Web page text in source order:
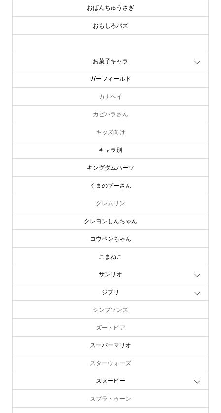
おぱんちゅうさぎ
おもしろバズ
お菓子キャラ
ガーフィールド
カナヘイ
カピバラさん
キッズ向け
キャラ別
キングダムハーツ
くまのプーさん
グレムリン
クレヨンしんちゃん
コウペンちゃん
こまねこ
サンリオ
ジブリ
シンプソンズ
ズートピア
スーパーマリオ
スターウォーズ
スヌーピー
スプラトゥーン
online store company info contact us share me!